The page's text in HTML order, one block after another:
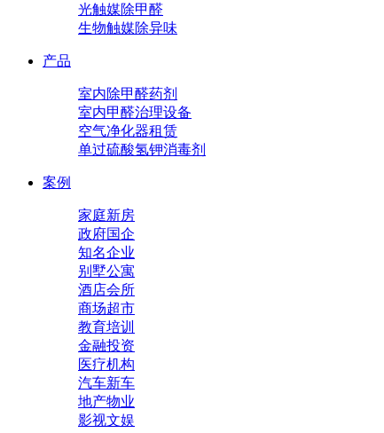
光触媒除甲醛
生物触媒除异味
产品
室内除甲醛药剂
室内甲醛治理设备
空气净化器租赁
单过硫酸氢钾消毒剂
案例
家庭新房
政府国企
知名企业
别墅公寓
酒店会所
商场超市
教育培训
金融投资
医疗机构
汽车新车
地产物业
影视文娱